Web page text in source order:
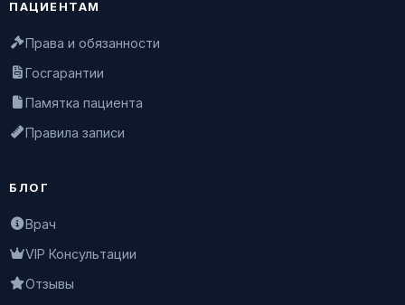
ПАЦИЕНТАМ
Права и обязанности
Госгарантии
Памятка пациента
Правила записи
БЛОГ
Врач
VIP Консультации
Отзывы